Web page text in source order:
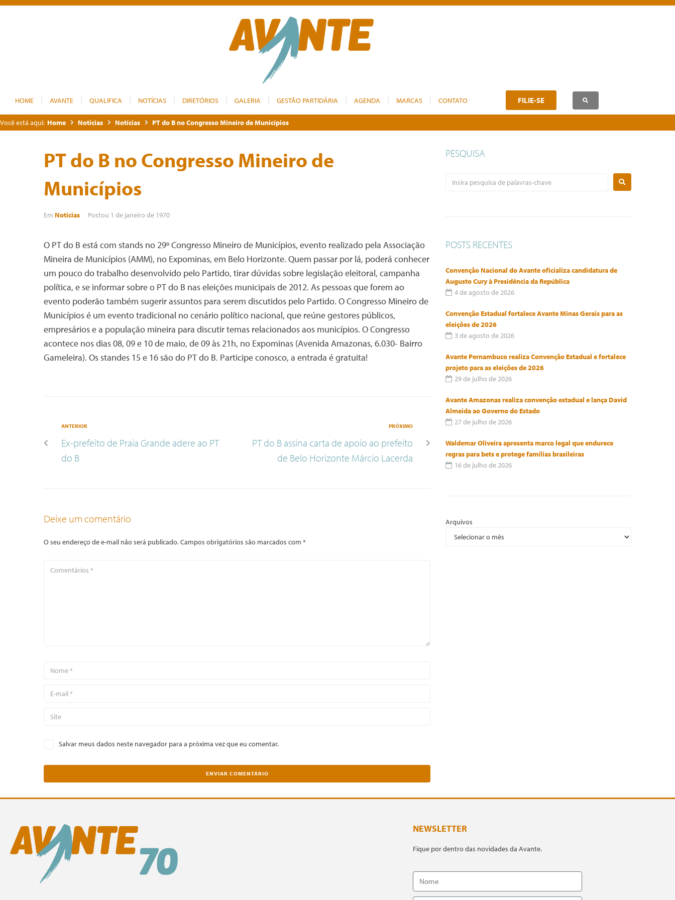
HOME AVANTE QUALIFICA NOTÍCIAS DIRETÓRIOS GALERIA GESTÃO PARTIDÁRIA AGENDA MARCAS CONTATO FILIE-SE
Você está aqui: Home Notícias Notícias PT do B no Congresso Mineiro de Municípios
PT do B no Congresso Mineiro de
Municípios
Em Notícias Postou 1 de janeiro de 1970
O PT do B está com stands no 29º Congresso Mineiro de Municípios, evento realizado pela Associação
Mineira de Municípios (AMM), no Expominas, em Belo Horizonte. Quem passar por lá, poderá conhecer
um pouco do trabalho desenvolvido pelo Partido, tirar dúvidas sobre legislação eleitoral, campanha
política, e se informar sobre o PT do B nas eleições municipais de 2012. As pessoas que forem ao
evento poderão também sugerir assuntos para serem discutidos pelo Partido. O Congresso Mineiro de
Municípios é um evento tradicional no cenário político nacional, que reúne gestores públicos,
empresários e a população mineira para discutir temas relacionados aos municípios. O Congresso
acontece nos dias 08, 09 e 10 de maio, de 09 às 21h, no Expominas (Avenida Amazonas, 6.030- Bairro
Gameleira). Os standes 15 e 16 são do PT do B. Participe conosco, a entrada é gratuita!
ANTERIOR
Ex-prefeito de Praia Grande adere ao PT
do B
PRÓXIMO
PT do B assina carta de apoio ao prefeito
de Belo Horizonte Márcio Lacerda
Deixe um comentário
O seu endereço de e-mail não será publicado.Campos obrigatórios são marcados com *
Salvar meus dados neste navegador para a próxima vez que eu comentar.
PESQUISA
POSTS RECENTES
Convenção Nacional do Avante oficializa candidatura de
Augusto Cury à Presidência da República
4 de agosto de 2026
Convenção Estadual fortalece Avante Minas Gerais para as
eleições de 2026
3 de agosto de 2026
Avante Pernambuco realiza Convenção Estadual e fortalece
projeto para as eleições de 2026
29 de julho de 2026
Avante Amazonas realiza convenção estadual e lança David
Almeida ao Governo do Estado
27 de julho de 2026
Waldemar Oliveira apresenta marco legal que endurece
regras para bets e protege famílias brasileiras
16 de julho de 2026
Arquivos
NEWSLETTER
Fique por dentro das novidades da Avante.